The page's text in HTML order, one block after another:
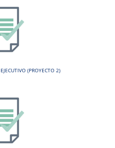
(PROYECTO 2)